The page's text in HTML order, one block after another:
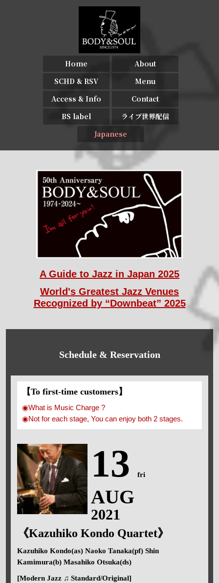
Home
About
SCHD & RSV
Menu
Access & Info
Contact
BS label
ライブ世界配信
Japanese
A Guide to Jazz in Japan 2025
World's Greatest Jazz Venues
Recognized by “Downbeat” 2025
Schedule & Reservation
【To first-time customers】
◉What is Music Charge ?
◉Not for each stage, You can enjoy both 2 stages.
13 fri
AUG
2021
《Kazuhiko Kondo Quartet》
Kazuhiko Kondo(as) Naoko Tanaka(pf) Shin
Kamimura(b) Masahiko Otsuka(ds)
[Modern Jazz ♫ Standard/Original]